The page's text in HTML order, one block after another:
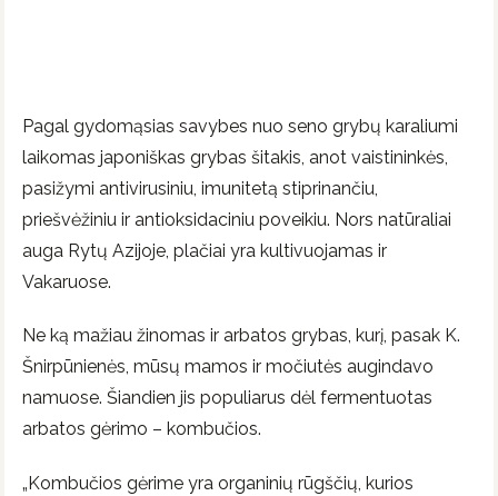
Pagal gydomąsias savybes nuo seno grybų karaliumi
laikomas japoniškas grybas šitakis, anot vaistininkės,
pasižymi antivirusiniu, imunitetą stiprinančiu,
priešvėžiniu ir antioksidaciniu poveikiu. Nors natūraliai
auga Rytų Azijoje, plačiai yra kultivuojamas ir
Vakaruose.
Ne ką mažiau žinomas ir arbatos grybas, kurį, pasak K.
Šnirpūnienės, mūsų mamos ir močiutės augindavo
namuose. Šiandien jis populiarus dėl fermentuotas
arbatos gėrimo – kombučios.
„Kombučios gėrime yra organinių rūgščių, kurios